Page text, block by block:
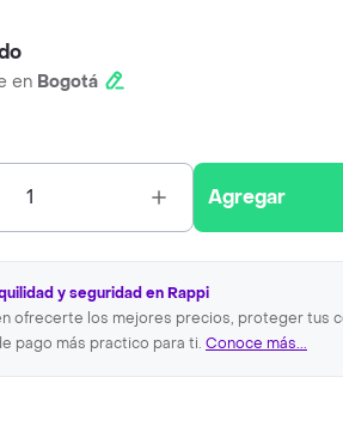
en Bogotá
1 Agregar
y seguridad en Rappi
ofrecerte los mejores precios, proteger tus
pago más practico para ti. Conoce más...